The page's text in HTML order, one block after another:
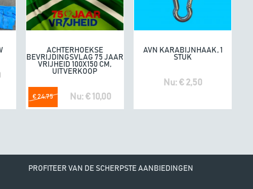
Fijne producten.
In winkelwagen
ACHTERHOEKSE
BEVRIJDINGSVLAG 75 JAAR
VRIJHEID 100X150 CM,
UITVERKOOP
€ 24,75 Nu: € 10,00
In winkelwagen
AVN KARABIJNHAAK, 1
STUK
Nu: € 2,50
PROFITEER VAN DE SCHERPSTE AANBIEDINGEN